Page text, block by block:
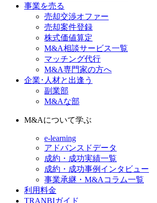
事業を売る
売却交渉オファー
売却案件登録
株式価値算定
M&A相談サービス一覧
マッチング代行
M&A専門家の方へ
企業･人材と出逢う
副業部
M&Aな部
M&Aについて学ぶ
e-learning
アドバンスドデータ
成約・成功実績一覧
成約・成功事例インタビュー
事業承継・M&Aコラム一覧
利用料金
TRANBIガイド